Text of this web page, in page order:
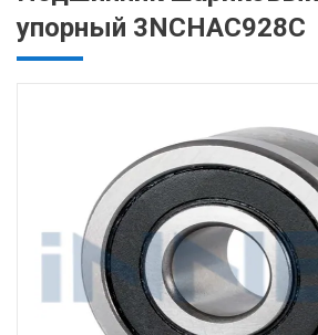
упорный 3NCHAC928C